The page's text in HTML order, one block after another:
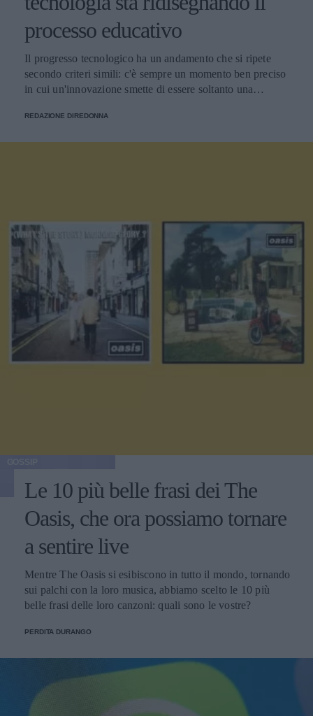
processo educativo
Il progresso tecnologico ha un andamento che si ripete
secondo criteri simili: c'è sempre un momento ben preciso
in cui un'innovazione smette di essere soltanto una
REDAZIONE DIREDONNA
Le 10 più belle frasi dei The
Oasis, che ora possiamo tornare
a sentire live
Mentre The Oasis si esibiscono in tutto il mondo, tornando
sui palchi con la loro musica, abbiamo scelto le 10 più
belle frasi delle loro canzoni: quali sono le vostre?
PERDITA DURANGO